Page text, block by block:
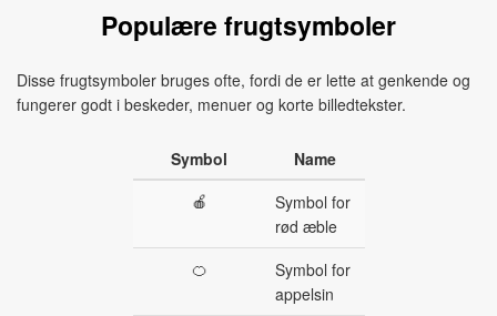
Populære frugtsymboler
Disse frugtsymboler bruges ofte, fordi de er lette at genkende og
fungerer godt i beskeder, menuer og korte billedtekster.
Symbol
Name
🍎
Symbol for
rød æble
🍊
Symbol for
appelsin